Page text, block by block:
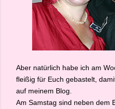
Aber natürlich habe ich am
fleißig für Euch gebastelt,
auf meinem Blog.
Am Samstag sind neben dem